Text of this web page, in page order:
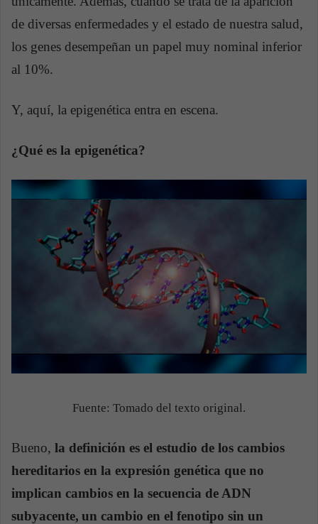
de diversas enfermedades y el estado de nuestra salud,
los genes desempeñan un papel muy nominal inferior
al 10%.
Y, aquí, la epigenética entra en escena.
¿Qué es la epigenética?
Fuente: Tomado del texto original.
Bueno, la definición es el estudio de los cambios
hereditarios en la expresión genética que no
implican cambios en la secuencia de ADN
subyacente, un cambio en el fenotipo sin un